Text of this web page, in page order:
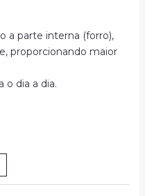
a parte interna (forro),
proporcionando maior
o dia a dia.